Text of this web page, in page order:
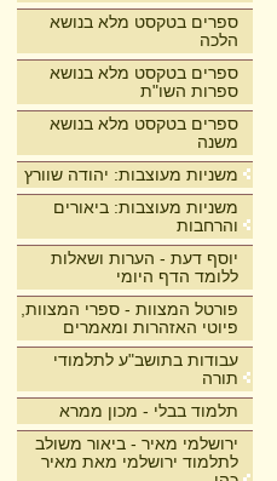
ספרים בטקסט מלא בנושא
הלכה
ספרים בטקסט מלא בנושא
ספרות השו"ת
ספרים בטקסט מלא בנושא
משנה
משניות מעוצבות: יהודה שוורץ
משניות מעוצבות: ביאורים
והרחבות
יוסף דעת - הערות ושאלות
ללומד הדף היומי
פורטל המצוות - ספרי המצוות,
פיוטי האזהרות ומאמרים
עבודות בתושב"ע לתלמודי
תורה
תלמוד בבלי - מכון ממרא
ירושלמי מאיר - ביאור משולב
לתלמוד ירושלמי מאת מאיר